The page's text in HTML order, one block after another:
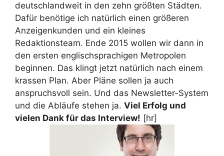
deutschlandweit in den zehn größten Städten.
Dafür benötige ich natürlich einen größeren
Anzeigenkunden und ein kleines
Redaktionsteam. Ende 2015 wollen wir dann in
den ersten englischsprachigen Metropolen
beginnen. Das klingt jetzt natürlich nach einem
krassen Plan. Aber Pläne sollen ja auch
anspruchsvoll sein. Und das Newsletter-System
und die Abläufe stehen ja. Viel Erfolg und
vielen Dank für das Interview! [hr]